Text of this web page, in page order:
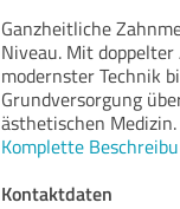
Ganzheitliche
Niveau. Mit
modernster Technik
Grundversorgung
ästhetischen Medizin.
Komplette
Kontaktdaten